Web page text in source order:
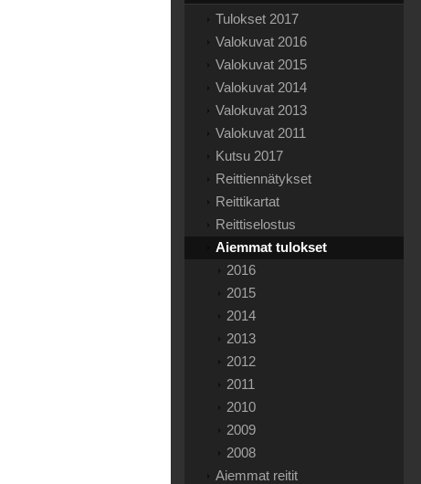
Tulokset 2017
Valokuvat 2016
Valokuvat 2015
Valokuvat 2014
Valokuvat 2013
Valokuvat 2011
Kutsu 2017
Reittiennätykset
Reittikartat
Reittiselostus
Aiemmat tulokset
2016
2015
2014
2013
2012
2011
2010
2009
2008
Aiemmat reitit